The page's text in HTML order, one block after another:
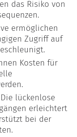
das Risiko von
ermöglichen
Zugriff auf
Kosten für
Die lückenlose
erleichtert
bei der